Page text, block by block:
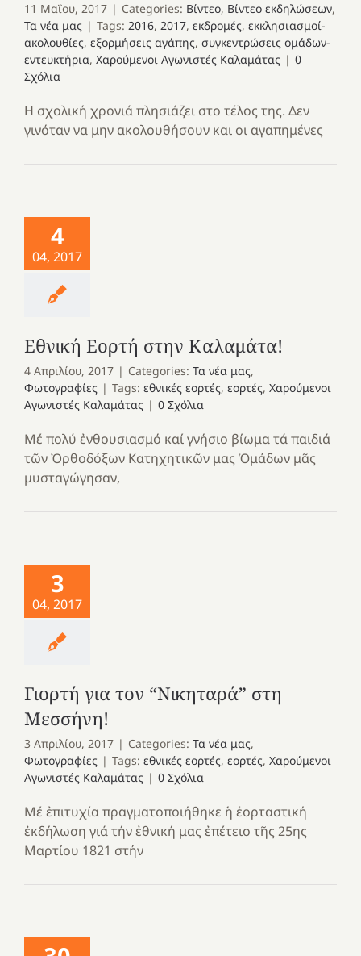
11 Μαΐου, 2017 | Categories: Βίντεο, Βίντεο εκδηλώσεων,
Τα νέα μας | Tags: 2016, 2017, εκδρομές, εκκλησιασμοί-
ακολουθίες, εξορμήσεις αγάπης, συγκεντρώσεις ομάδων-
εντευκτήρια, Χαρούμενοι Αγωνιστές Καλαμάτας | 0
Σχόλια
Η σχολική χρονιά πλησιάζει στο τέλος της. Δεν
γινόταν να μην ακολουθήσουν και οι αγαπημένες
4
04, 2017
Εθνική Εορτή στην Καλαμάτα!
4 Απριλίου, 2017 | Categories: Τα νέα μας,
Φωτογραφίες | Tags: εθνικές εορτές, εορτές, Χαρούμενοι
Αγωνιστές Καλαμάτας | 0 Σχόλια
Μέ πολύ ἐνθουσιασμό καί γνήσιο βίωμα τά παιδιά
τῶν Ὀρθοδόξων Κατηχητικῶν μας Ὁμάδων μᾶς
μυσταγώγησαν,
3
04, 2017
Γιορτή για τον “Νικηταρά” στη
Μεσσήνη!
3 Απριλίου, 2017 | Categories: Τα νέα μας,
Φωτογραφίες | Tags: εθνικές εορτές, εορτές, Χαρούμενοι
Αγωνιστές Καλαμάτας | 0 Σχόλια
Μέ ἐπιτυχία πραγματοποιήθηκε ἡ ἑορταστική
ἐκδήλωση γιά τήν ἐθνική μας ἐπέτειο τῆς 25ης
Μαρτίου 1821 στήν